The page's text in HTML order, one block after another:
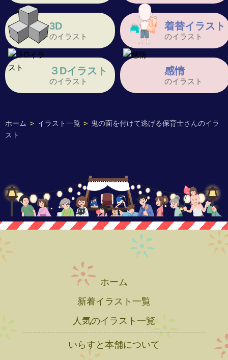
ホーム > イラスト一覧 > 鬼の面を付けて逃げる保育士さんのイラ
スト
3D
のイラスト
着替イラスト
のイラスト
３Dイラスト
のイラスト
感情
のイラスト
ホーム
新着イラスト一覧
人気のイラスト一覧
いらすと本舗について